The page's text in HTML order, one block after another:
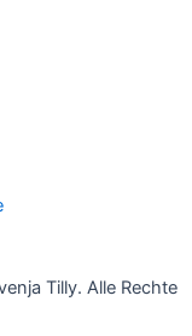
Tilly. Alle Rechte